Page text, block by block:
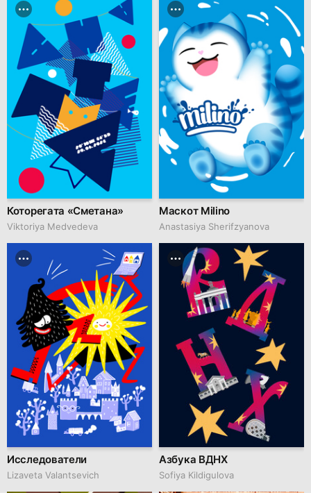
Которегата «Сметана»
Viktoriya Medvedeva
Маскот Milino
Anastasiya Sherifzyanova
Исследователи
Lizaveta Valantsevich
Азбука ВДНХ
Sofiya Kildigulova